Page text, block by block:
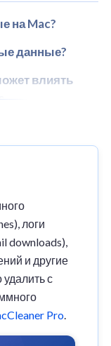
на Mac?
данные?
влиять
на
так
логи
downloads),
и другие
с
Pro.